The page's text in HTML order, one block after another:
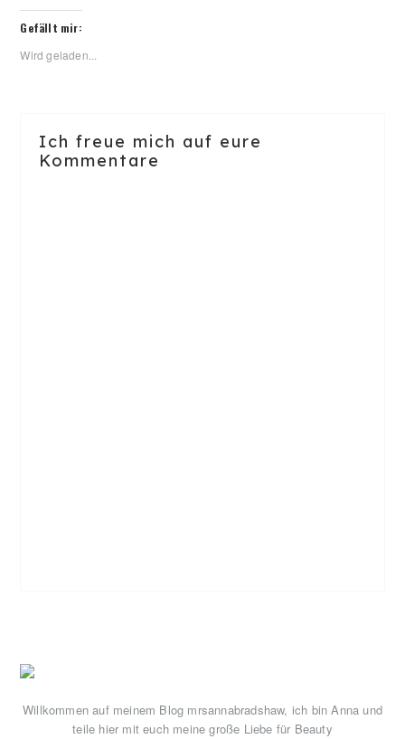
Gefällt mir:
Wird geladen...
Reader
Interactions
Ich freue mich auf eure
Kommentare
Primary
Sidebar
Willkommen auf meinem Blog mrsannabradshaw, ich bin Anna und
teile hier mit euch meine große Liebe für Beauty